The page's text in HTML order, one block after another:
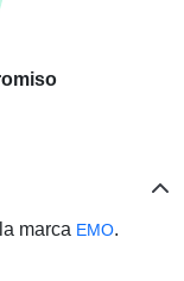
marca EMO.